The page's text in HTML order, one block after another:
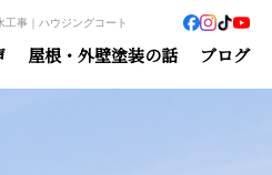
事｜ハウジングコート
屋根・外壁塗装の話 ブログ